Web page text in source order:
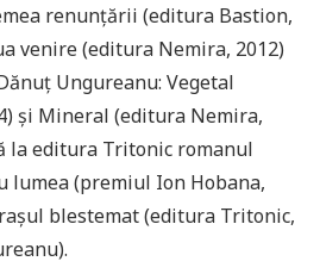
renunțării (editura Bastion,
venire (editura Nemira, 2012)
Ungureanu: Vegetal
și Mineral (editura Nemira,
la editura Tritonic romanul
lumea (premiul Ion Hobana,
blestemat (editura Tritonic,